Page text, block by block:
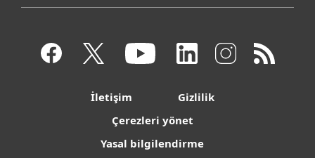
İletişim
Gizlilik
Çerezleri yönet
Yasal bilgilendirme